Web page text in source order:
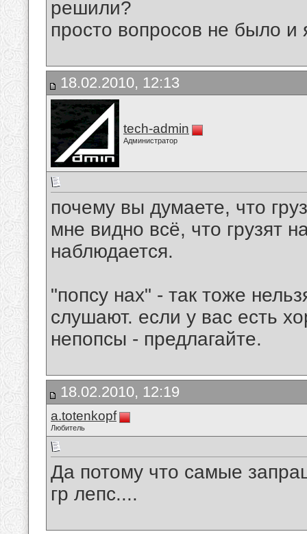
решили?
просто вопросов не было и
18.02.2010, 12:13
tech-admin
Администратор
почему вы думаете, что
мне видно всё, что грузят
наблюдается.
"попсу нах" - так тоже
слушают. если у вас есть
непопсы - предлагайте.
18.02.2010, 12:19
a.totenkopf
Любитель
Да потому что самые
гр лепс....